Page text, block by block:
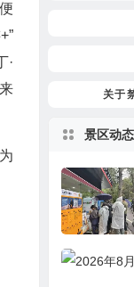
·
关于
景区动态